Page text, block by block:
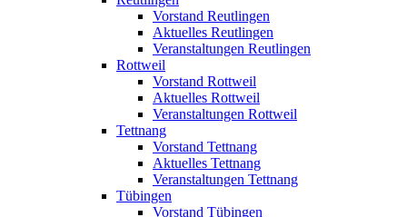
Vorstand Reutlingen
Aktuelles Reutlingen
Veranstaltungen Reutlingen
Rottweil
Vorstand Rottweil
Aktuelles Rottweil
Veranstaltungen Rottweil
Tettnang
Vorstand Tettnang
Aktuelles Tettnang
Veranstaltungen Tettnang
Tübingen
Vorstand Tübingen